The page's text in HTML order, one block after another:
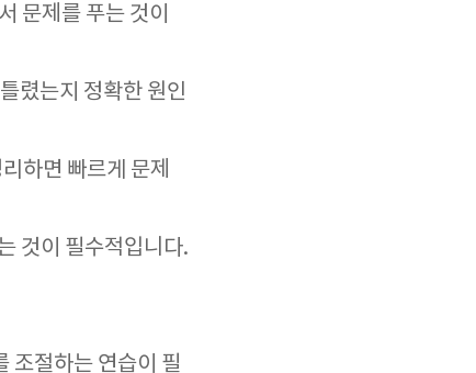
문제를 푸는 것이
렸는지 정확한 원인
하면 빠르게 문제
것이 필수적입니다.
조절하는 연습이 필